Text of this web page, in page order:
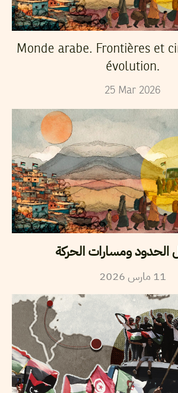
Monde arabe. Frontières et
évolution.
25 Mar 2026
الحدود ومسارات الحركة
11 مارس2026